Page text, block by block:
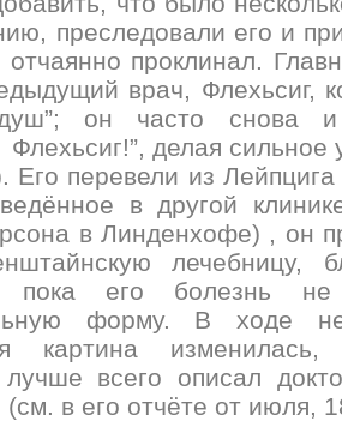
преследовали его и
проклинал.
врач, Флехьсиг,
душ”; он часто снова
Флехьсиг!”, делая
Его перевели из
в другой
в Линденхофе) , он
лечебницу,
пока его болезнь
форму. В ходе
картина
всего описал
в его отчёте от июля,